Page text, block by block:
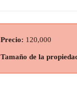
Precio: 120,000
Tamaño de la